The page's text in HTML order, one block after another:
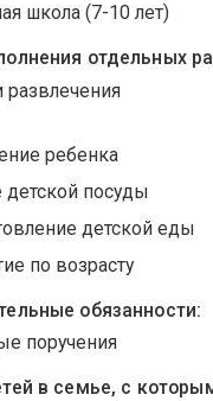
школа (7-10 лет)
отдельных
ребенка
посуды
детской еды
по возрасту
обязанности:
поручения
в семье, с